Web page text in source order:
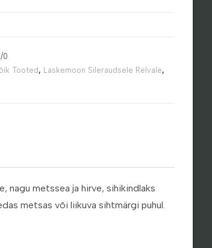
0
Tooted, Laskemoon Sileraudsele Relvale,
nagu metssea ja hirve, sihikindlaks
metsas või liikuva sihtmärgi puhul.